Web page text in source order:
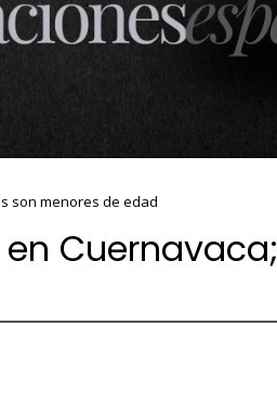
son menores de edad
Cuernavaca;